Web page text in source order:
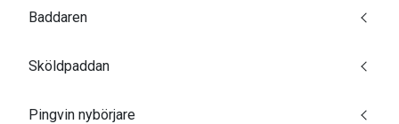
Baddaren
Sköldpaddan
Pingvin nybörjare